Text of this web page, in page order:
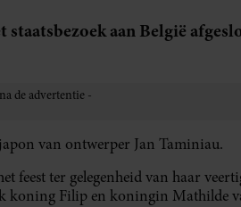
aan België
van ontwerper Jan Taminiau.
feest ter gelegenheid van haar
koning Filip en koningin Mathilde